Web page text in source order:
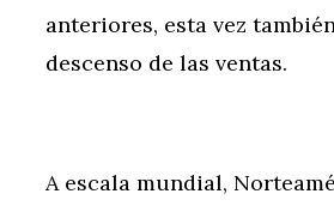
anteriores, esta vez
descenso de las ventas.
A escala mundial,